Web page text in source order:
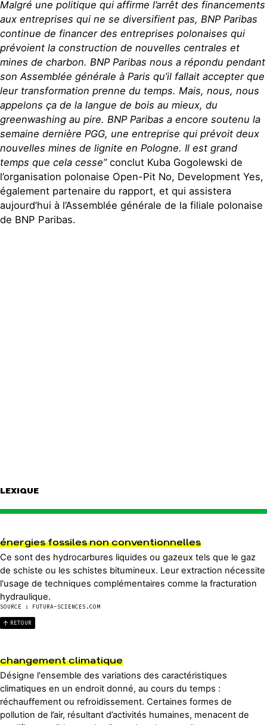
Malgré une politique qui affirme l’arrêt des financements
aux entreprises qui ne se diversifient pas, BNP Paribas
continue de financer des entreprises polonaises qui
prévoient la construction de nouvelles centrales et
mines de charbon. BNP Paribas nous a répondu pendant
son Assemblée générale à Paris qu’il fallait accepter que
leur transformation prenne du temps. Mais, nous, nous
appelons ça de la langue de bois au mieux, du
greenwashing au pire. BNP Paribas a encore soutenu la
semaine dernière PGG, une entreprise qui prévoit deux
nouvelles mines de lignite en Pologne. Il est grand
temps que cela cesse” conclut Kuba Gogolewski de
l’organisation polonaise Open-Pit No, Development Yes,
également partenaire du rapport, et qui assistera
aujourd’hui à l’Assemblée générale de la filiale polonaise
de BNP Paribas.
LEXIQUE
énergies fossiles non conventionnelles
Ce sont des hydrocarbures liquides ou gazeux tels que le gaz
de schiste ou les schistes bitumineux. Leur extraction nécessite
l'usage de techniques complémentaires comme la fracturation
hydraulique.
SOURCE : FUTURA-SCIENCES.COM
RETOUR
changement climatique
Désigne l'ensemble des variations des caractéristiques
climatiques en un endroit donné, au cours du temps :
réchauffement ou refroidissement. Certaines formes de
pollution de l’air, résultant d’activités humaines, menacent de